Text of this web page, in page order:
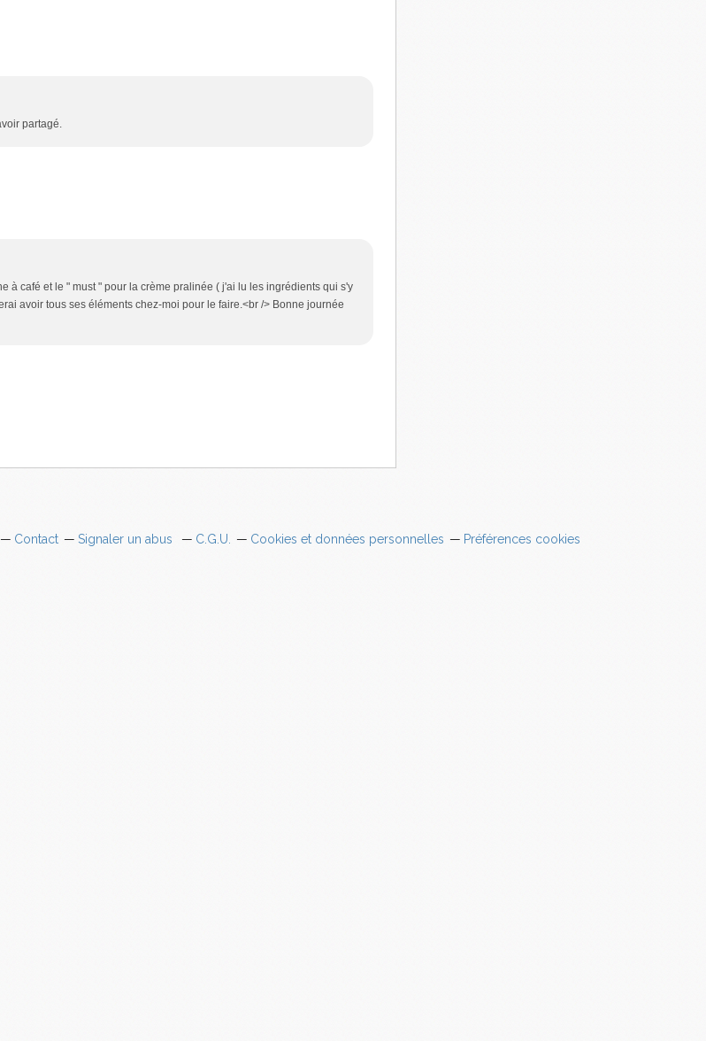
partagé.
à café et le " must " pour la crème pralinée ( j'ai lu les ingrédients qui s'y
avoir tous ses éléments chez-moi pour le faire.<br /> Bonne journée
Contact Signaler un abus C.G.U. Cookies et données personnelles Préférences cookies